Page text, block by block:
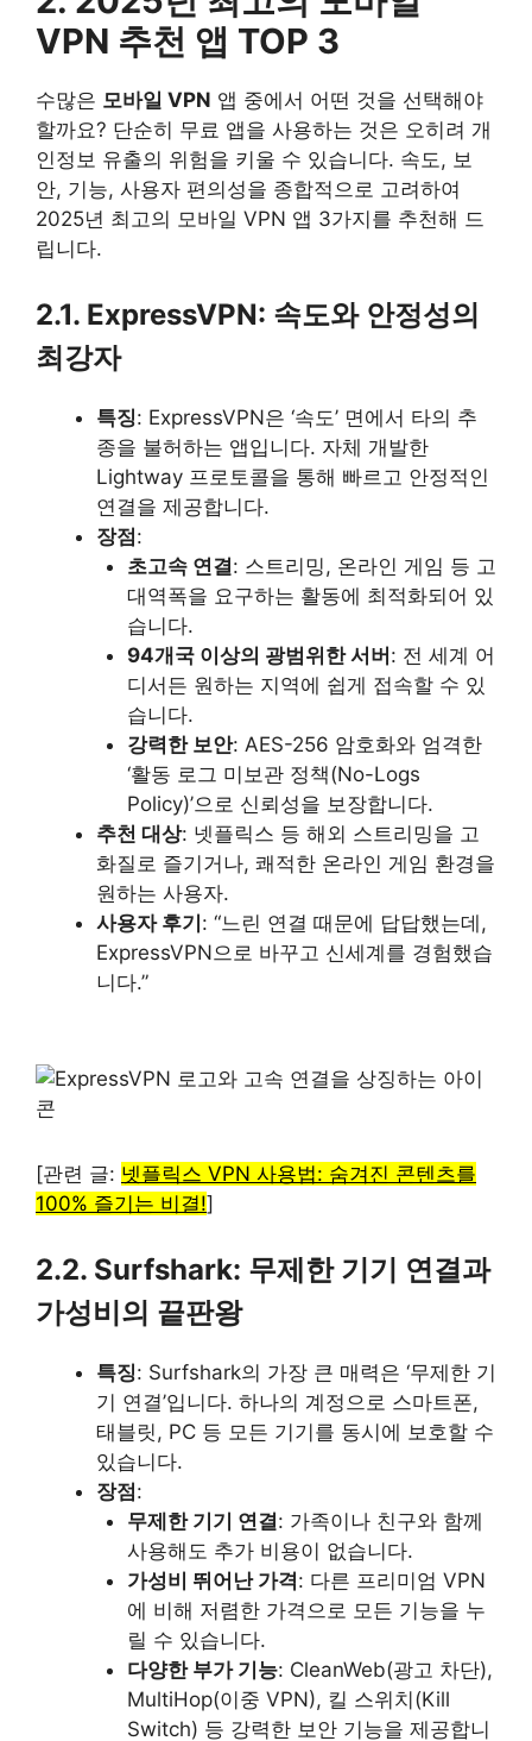
VPN 추천 앱 TOP 3
수많은 모바일 VPN 앱 중에서 어떤 것을 선택해야
할까요? 단순히 무료 앱을 사용하는 것은 오히려 개
인정보 유출의 위험을 키울 수 있습니다. 속도, 보
안, 기능, 사용자 편의성을 종합적으로 고려하여
2025년 최고의 모바일 VPN 앱 3가지를 추천해 드
립니다.
2.1. ExpressVPN: 속도와 안정성의
최강자
특징: ExpressVPN은 ‘속도’ 면에서 타의 추
종을 불허하는 앱입니다. 자체 개발한
Lightway 프로토콜을 통해 빠르고 안정적인
연결을 제공합니다.
장점 :
초고속 연결: 스트리밍, 온라인 게임 등 고
대역폭을 요구하는 활동에 최적화되어 있
습니다.
94개국 이상의 광범위한 서버 : 전 세계 어
디서든 원하는 지역에 쉽게 접속할 수 있
습니다.
강력한 보안: AES-256 암호화와 엄격한
‘활동 로그 미보관 정책(No-Logs
Policy)’으로 신뢰성을 보장합니다.
추천 대상: 넷플릭스 등 해외 스트리밍을 고
화질로 즐기거나, 쾌적한 온라인 게임 환경을
원하는 사용자.
사용자 후기 : “느린 연결 때문에 답답했는데,
ExpressVPN으로 바꾸고 신세계를 경험했습
니다.”
[관련 글: 넷플릭스 VPN 사용법: 숨겨진 콘텐츠를
100% 즐기는 비결!]
2.2. Surfshark: 무제한 기기 연결과
가성비의 끝판왕
특징: Surfshark의 가장 큰 매력은 ‘무제한 기
기 연결’입니다. 하나의 계정으로 스마트폰,
태블릿, PC 등 모든 기기를 동시에 보호할 수
있습니다.
장점 :
무제한 기기 연결: 가족이나 친구와 함께
사용해도 추가 비용이 없습니다.
가성비 뛰어난 가격: 다른 프리미엄 VPN
에 비해 저렴한 가격으로 모든 기능을 누
릴 수 있습니다.
다양한 부가 기능: CleanWeb(광고 차단),
MultiHop(이중 VPN), 킬 스위치(Kill
Switch) 등 강력한 보안 기능을 제공합니